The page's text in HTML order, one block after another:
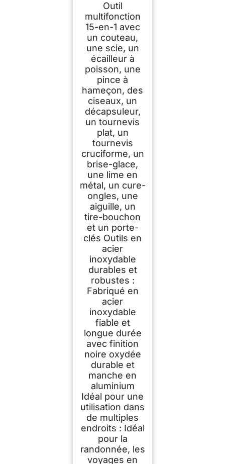
avec étui, Noir
Outil
multifonction
15-en-1 avec
un couteau,
une scie, un
écailleur à
poisson, une
pince à
hameçon, des
ciseaux, un
décapsuleur,
un tournevis
plat, un
tournevis
cruciforme, un
brise-glace,
une lime en
métal, un cure-
ongles, une
aiguille, un
tire-bouchon
et un porte-
clés Outils en
acier
inoxydable
durables et
robustes :
Fabriqué en
acier
inoxydable
fiable et
longue durée
avec finition
noire oxydée
durable et
manche en
aluminium
Idéal pour une
utilisation dans
de multiples
endroits : Idéal
pour la
randonnée, les
voyages en